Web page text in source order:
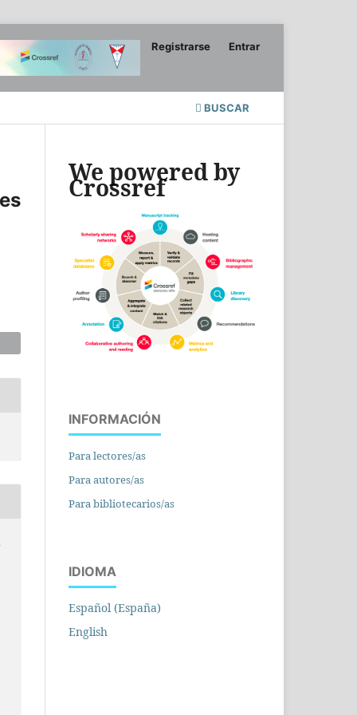
BUSCAR
Registrarse Entrar
We powered by
Crossref
INFORMACIÓN
Para lectores/as
Para autores/as
Para bibliotecarios/as
IDIOMA
Español (España)
English